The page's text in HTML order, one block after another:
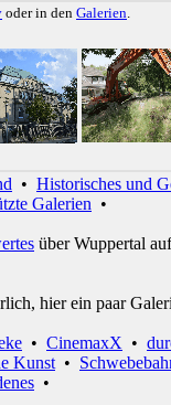
oder in den Galerien.
• Historisches und
Galerien •
über Wuppertal
hier ein paar
• CinemaxX •
Kunst •
•